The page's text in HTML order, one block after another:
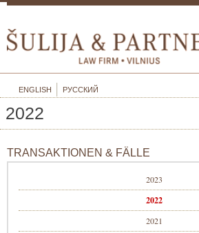
ENGLISH РУССКИЙ
2022
TRANSAKTIONEN & FÄLLE
2023
2022
2021